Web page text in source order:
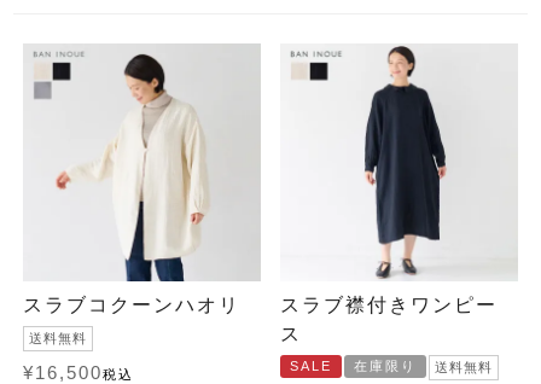
スラブコクーンハオリ
送料無料
¥16,500税込
スラブ襟付きワンピー
ス
SALE 在庫限り 送料無料